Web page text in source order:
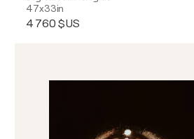
47x33in
4 760 $US